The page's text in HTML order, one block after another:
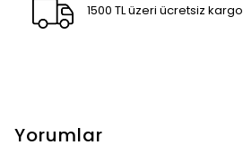
1500 TL üzeri ücretsiz kargo
Yorumlar